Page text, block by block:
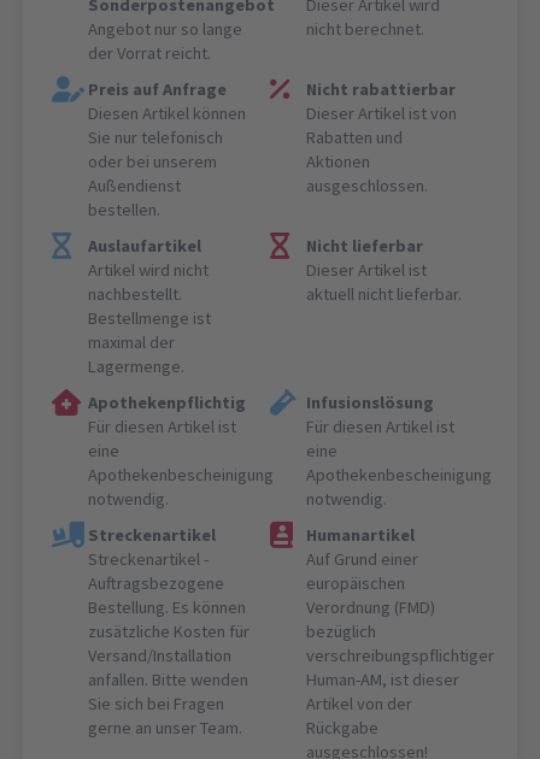
Sonderpostenangebot
Angebot nur so lange
der Vorrat reicht.
Dieser Artikel wird
nicht berechnet.
Preis auf Anfrage
Diesen Artikel können
Sie nur telefonisch
oder bei unserem
Außendienst
bestellen.
Nicht rabattierbar
Dieser Artikel ist von
Rabatten und
Aktionen
ausgeschlossen.
Auslaufartikel
Artikel wird nicht
nachbestellt.
Bestellmenge ist
maximal der
Lagermenge.
Nicht lieferbar
Dieser Artikel ist
aktuell nicht lieferbar.
Apothekenpflichtig
Für diesen Artikel ist
eine
Apothekenbescheinigung
notwendig.
Infusionslösung
Für diesen Artikel ist
eine
Apothekenbescheinigung
notwendig.
Streckenartikel
Streckenartikel -
Auftragsbezogene
Bestellung. Es können
zusätzliche Kosten für
Versand/Installation
anfallen. Bitte wenden
Sie sich bei Fragen
gerne an unser Team.
Humanartikel
Auf Grund einer
europäischen
Verordnung (FMD)
bezüglich
verschreibungspflichtiger
Human-AM, ist dieser
Artikel von der
Rückgabe
ausgeschlossen!